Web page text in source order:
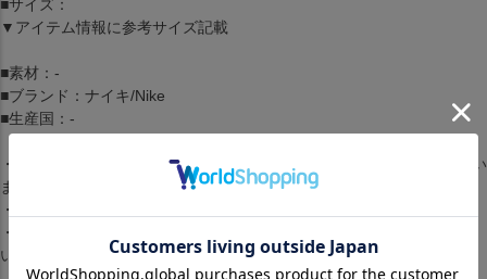
■サイズ：
▼アイテム情報に参考サイズ記載
■素材：-
■ブランド：ナイキ/Nike
■生産国：-
・商品は生産時期によってデザインやサイズに差が生じる場合がござい
ます。
・商品はモニターの影響で色の変化が感じられる場合がございます。
・洗濯・アイロンの使用につきましては、品質マークに従ってくださ
い。